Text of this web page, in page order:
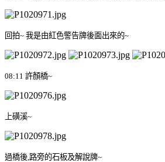
回拍~ 我是由紅色警告牌後面出來的~
08:11 許顏橋~
上磺溪~
過橋後 路旁的石板及解說牌~